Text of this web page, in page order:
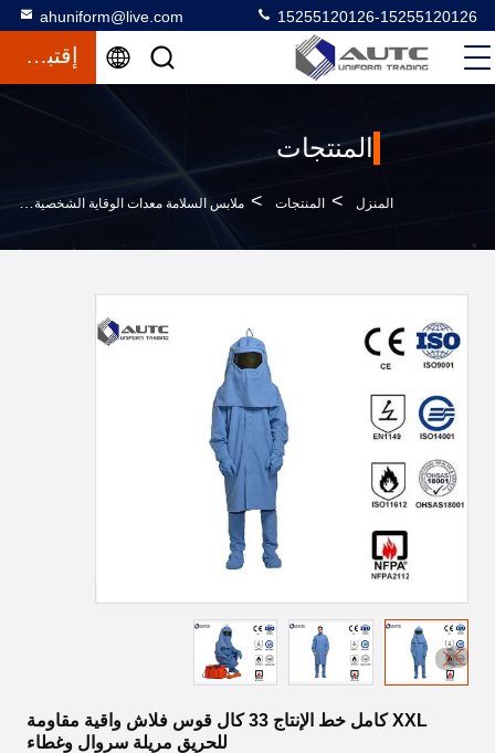
ahuniform@live.com 15255120126-15255120126
إقتباس
المنتجات
المنزل > المنتجات > ملابس السلامة معدات الوقاية الشخصية >
XXL كامل خط الإنتاج 33 كال قوس فلاش واقية مقاومة
للحريق مريلة سروال وغطاء